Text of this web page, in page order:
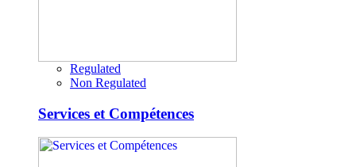
Regulated
Non Regulated
Services et Compétences